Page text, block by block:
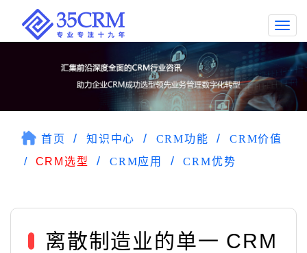
首页 知识中心 CRM功能
CRM价值
CRM选型
CRM应用 CRM优势
离散制造业的单一 CRM